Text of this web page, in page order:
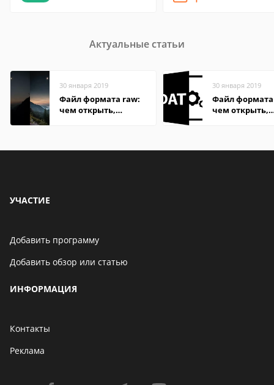
Актуальные статьи
30 января 2019
Файл формата raw:
чем открыть,
30 января 2019
Файл формата
чем открыть,
УЧАСТИЕ
Добавить программу
Добавить обзор или статью
ИНФОРМАЦИЯ
Контакты
Реклама